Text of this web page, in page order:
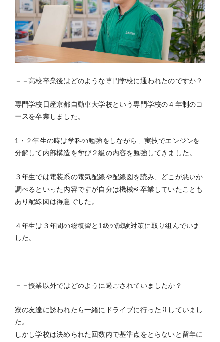
－－高校卒業後はどのような専門学校に通われたのですか？
専門学校日産京都自動車大学校という専門学校の４年制のコ
ースを卒業しました。
1・２年生の時は学科の勉強をしながら、実技でエンジンを
分解して内部構造を学び２級の内容を勉強してきました。
３年生では電装系の電気配線や配線図を読み、どこが悪いか
調べるといった内容ですが自分は機械科卒業していたことも
あり配線図は得意でした。
４年生は３年間の総復習と1級の試験対策に取り組んでいま
した。
－－授業以外ではどのように過ごされていましたか？
寮の友達に誘われたら一緒にドライブに行ったりしていまし
た。
しかし学校は決められた回数内で基準点をとらないと留年に